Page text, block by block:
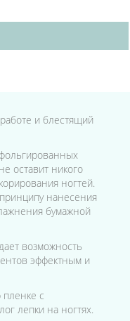
и блестящий
оставит никого
ногтей.
нанесения
бумажной
возможность
эффектным и
с
лепки на ногтях.